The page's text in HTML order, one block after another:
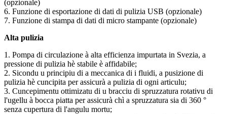
(opzionale)
6. Funzione di esportazione di dati di pulizia USB (opzionale)
7. Funzione di stampa di dati di micro stampante (opzionale)
Alta pulizia
1. Pompa di circulazione à alta efficienza impurtata in Svezia, a
pressione di pulizia hè stabile è affidabile;
2. Sicondu u principiu di a meccanica di i fluidi, a pusizione di
pulizia hè cuncipita per assicurà a pulizia di ogni articulu;
3. Cuncepimentu ottimizatu di u bracciu di spruzzatura rotativu di
l'ugellu à bocca piatta per assicurà chì a spruzzatura sia di 360 °
senza cupertura di l'angulu mortu;